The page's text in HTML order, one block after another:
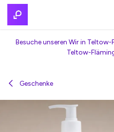
Zum Inhalt springen
Besuche unseren Wir in
Teltow-
Geschenke